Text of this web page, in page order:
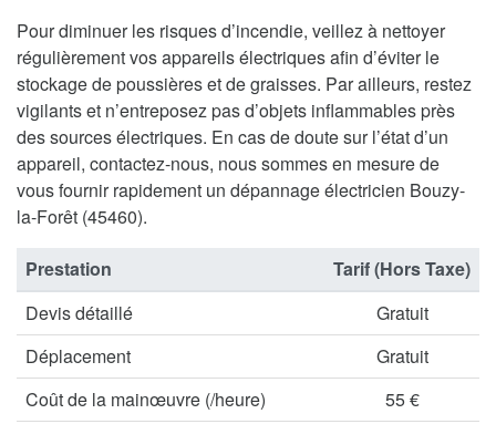
Pour diminuer les risques d’incendie, veillez à nettoyer
régulièrement vos appareils électriques afin d’éviter le
stockage de poussières et de graisses. Par ailleurs, restez
vigilants et n’entreposez pas d’objets inflammables près
des sources électriques. En cas de doute sur l’état d’un
appareil, contactez-nous, nous sommes en mesure de
vous fournir rapidement un dépannage électricien Bouzy-
la-Forêt (45460).
Prestation
Tarif (Hors Taxe)
Devis détaillé
Gratuit
Déplacement
Gratuit
Coût de la mainœuvre (/heure)
55 €